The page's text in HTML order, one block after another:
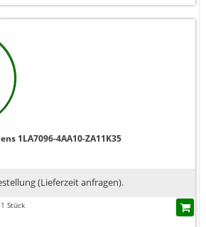
1LA7096-4AA10-ZA11K35
(Lieferzeit anfragen).
Stück